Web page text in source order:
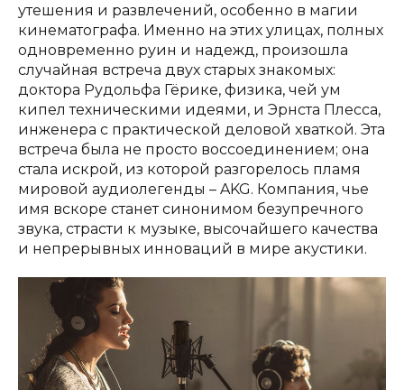
утешения и развлечений, особенно в магии
кинематографа. Именно на этих улицах, полных
одновременно руин и надежд, произошла
случайная встреча двух старых знакомых:
доктора Рудольфа Гёрике, физика, чей ум
кипел техническими идеями, и Эрнста Плесса,
инженера с практической деловой хваткой. Эта
встреча была не просто воссоединением; она
стала искрой, из которой разгорелось пламя
мировой аудиолегенды – AKG. Компания, чье
имя вскоре станет синонимом безупречного
звука, страсти к музыке, высочайшего качества
и непрерывных инноваций в мире акустики.